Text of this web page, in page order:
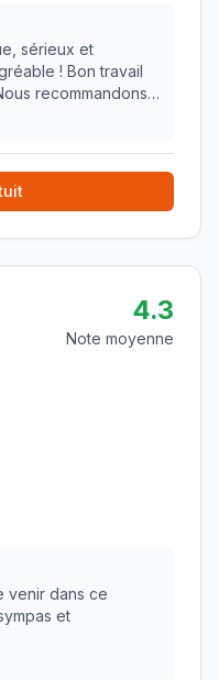
sérieux et
! Bon travail
recommandons
4.3
Note moyenne
venir dans ce
et